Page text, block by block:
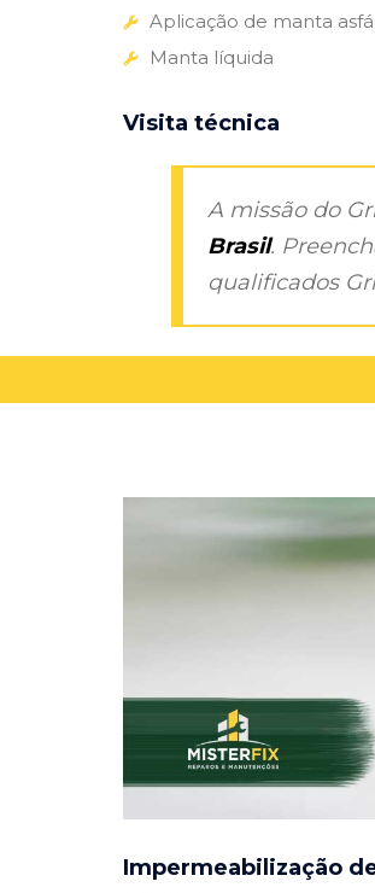
Aplicação de manta
Manta líquida
Visita técnica
A missão do
Brasil.
qualificados
Impermeabilização